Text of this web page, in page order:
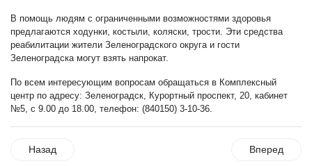
В помощь людям с ограниченными возможностями здоровья
предлагаются ходунки, костыли, коляски, трости. Эти средства
реабилитации жители Зеленоградского округа и гости
Зеленоградска могут взять напрокат.
По всем интересующим вопросам обращаться в Комплексный
центр по адресу: Зеленоградск, Курортный проспект, 20, кабинет
№5, с 9.00 до 18.00, телефон: (840150) 3-10-36.
Назад Вперед